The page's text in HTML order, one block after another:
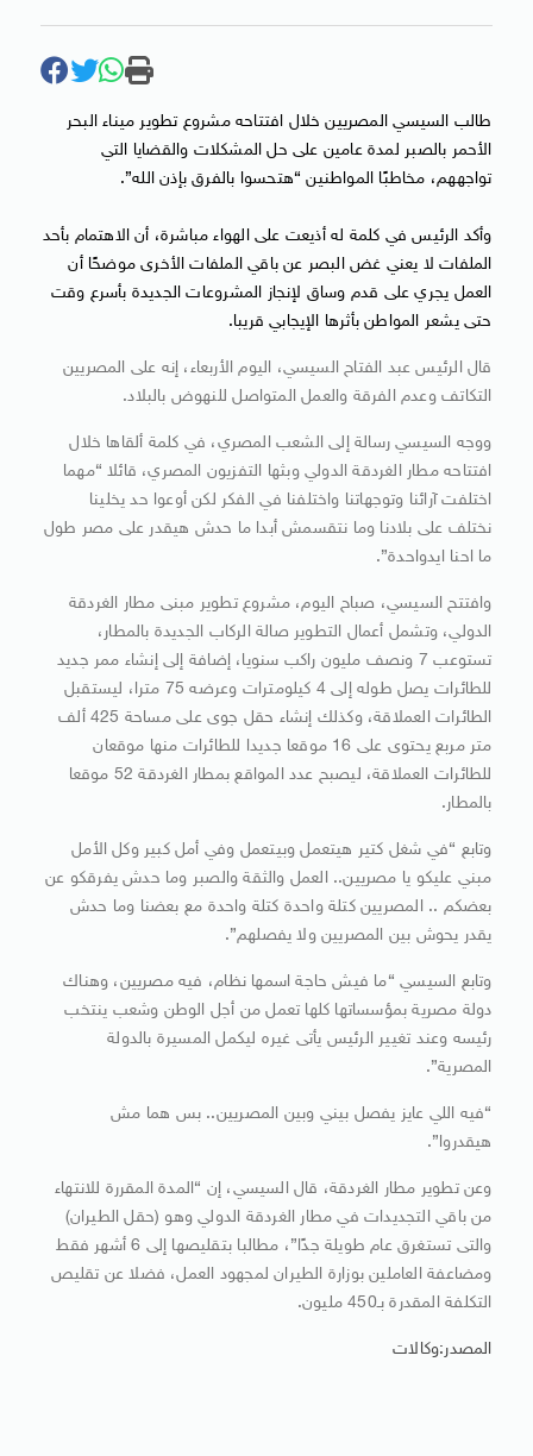
طالب السيسي المصريين خلال افتتاحه مشروع تطوير ميناء البحر
الأحمر بالصبر لمدة عامين على حل المشكلات والقضايا التي
تواجههم، مخاطبًا المواطنين “هتحسوا بالفرق بإذن الله”.
وأكد الرئيس في كلمة له أذيعت على الهواء مباشرة، أن الاهتمام بأحد
الملفات لا يعني غض البصر عن باقي الملفات الأخرى موضحًا أن
العمل يجري على قدم وساق لإنجاز المشروعات الجديدة بأسرع وقت
حتى يشعر المواطن بأثرها الإيجابي قريبا.
قال الرئيس عبد الفتاح السيسي، اليوم الأربعاء، إنه على المصريين
التكاتف وعدم الفرقة والعمل المتواصل للنهوض بالبلاد.
ووجه السيسي رسالة إلى الشعب المصري، في كلمة ألقاها خلال
افتتاحه مطار الغردقة الدولي وبثها التفزيون المصري، قائلا “مهما
اختلفت آرائنا وتوجهاتنا واختلفنا في الفكر لكن أوعوا حد يخلينا
نختلف على بلادنا وما نتقسمش أبدا ما حدش هيقدر على مصر طول
ما احنا ايدواحدة”.
وافتتح السيسي، صباح اليوم، مشروع تطوير مبنى مطار الغردقة
الدولي، وتشمل أعمال التطوير صالة الركاب الجديدة بالمطار،
تستوعب 7 ونصف مليون راكب سنويا، إضافة إلى إنشاء ممر جديد
للطائرات يصل طوله إلى 4 كيلومترات وعرضه 75 مترا، ليستقبل
الطائرات العملاقة، وكذلك إنشاء حقل جوى على مساحة 425 ألف
متر مربع يحتوى على 16 موقعا جديدا للطائرات منها موقعان
للطائرات العملاقة، ليصبح عدد المواقع بمطار الغردقة 52 موقعا
بالمطار.
وتابع “في شغل كتير هيتعمل وبيتعمل وفي أمل كبير وكل الأمل
مبني عليكو يا مصريين.. العمل والثقة والصبر وما حدش يفرقكو عن
بعضكم .. المصريين كتلة واحدة كتلة واحدة مع بعضنا وما حدش
يقدر يحوش بين المصريين ولا يفصلهم”.
وتابع السيسي “ما فيش حاجة اسمها نظام، فيه مصريين، وهناك
دولة مصرية بمؤسساتها كلها تعمل من أجل الوطن وشعب ينتخب
رئيسه وعند تغيير الرئيس يأتى غيره ليكمل المسيرة بالدولة
المصرية”.
“فيه اللي عايز يفصل بيني وبين المصريين.. بس هما مش
هيقدروا”.
وعن تطوير مطار الغردقة، قال السيسي، إن “المدة المقررة للانتهاء
من باقي التجديدات في مطار الغردقة الدولي وهو (حقل الطيران)
والتى تستغرق عام طويلة جدًا”، مطالبا بتقليصها إلى 6 أشهر فقط
ومضاعفة العاملين بوزارة الطيران لمجهود العمل، فضلا عن تقليص
التكلفة المقدرة بـ450 مليون.
المصدر:وكالات